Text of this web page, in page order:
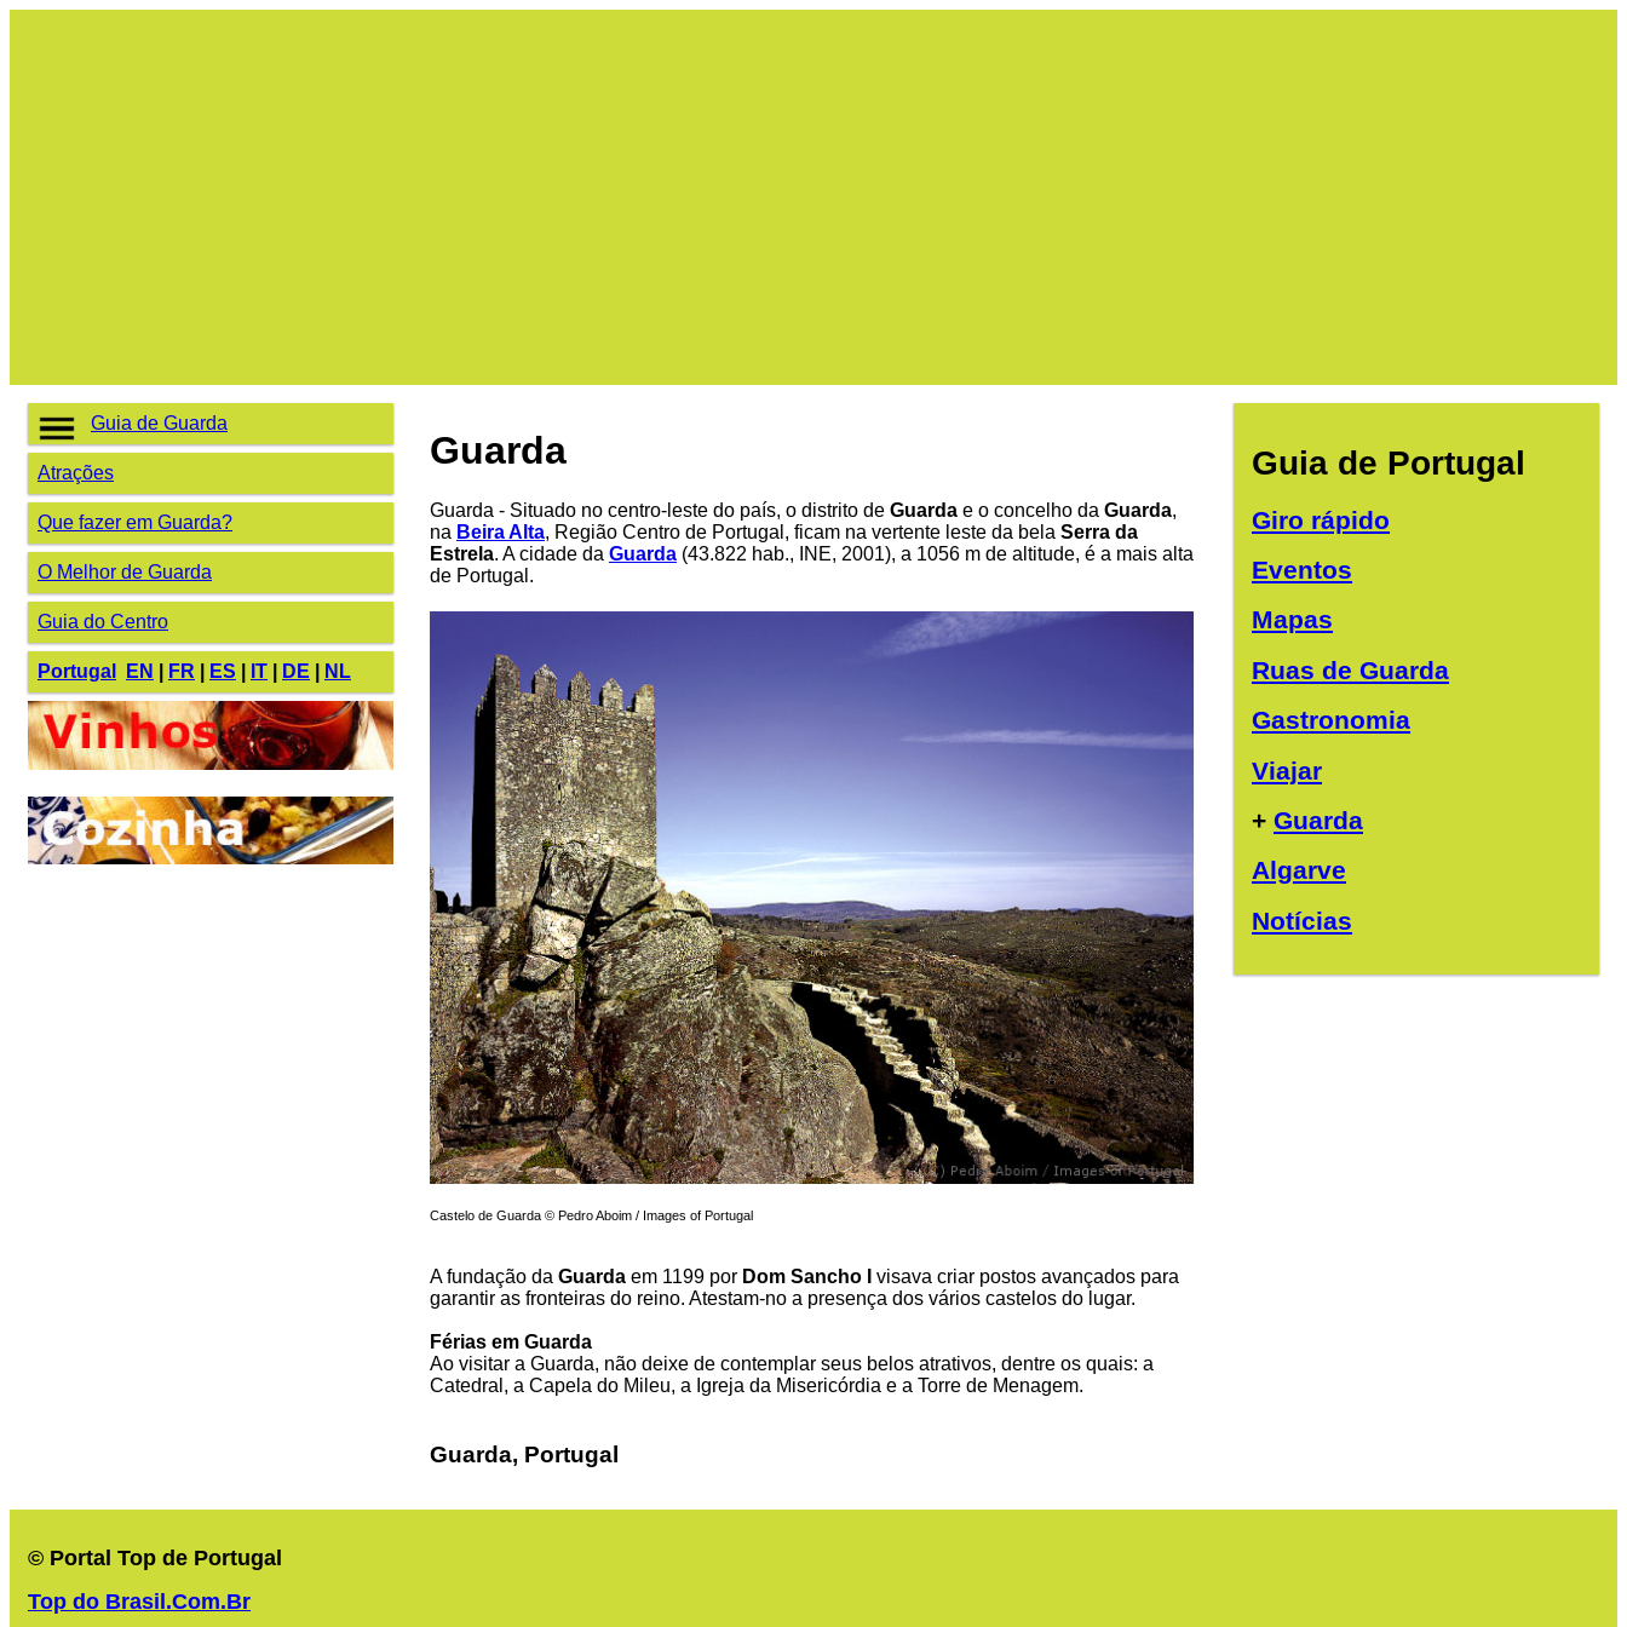
Guia de Guarda
Atrações
Que fazer em Guarda?
O Melhor de Guarda
Guia do Centro
Portugal EN FR ES IT DE NL
Guarda
Guarda - Situado no centro-leste do país, o distrito de Guarda e o concelho da Guarda,
na Beira Alta, Região Centro de Portugal, ficam na vertente leste da bela Serra da
Estrela. A cidade da Guarda (43.822 hab., INE, 2001), a 1056 m de altitude, é a mais alta
de Portugal.
Castelo de Guarda © Pedro Aboim / Images of Portugal
A fundação da Guarda em 1199 por Dom Sancho I
visava criar postos avançados para
garantir as fronteiras do reino. Atestam-no a presença dos vários castelos do lugar.
Férias em Guarda
Ao visitar a Guarda, não deixe de contemplar seus belos atrativos, dentre os quais: a
Catedral, a Capela do Mileu, a Igreja da Misericórdia e a Torre de Menagem.
Guarda, Portugal
Guia de Portugal
Giro rápido
Eventos
Mapas
Ruas de Guarda
Gastronomia
Viajar
+ Guarda
Algarve
Notícias
© Portal Top de Portugal
Top do Brasil.Com.Br